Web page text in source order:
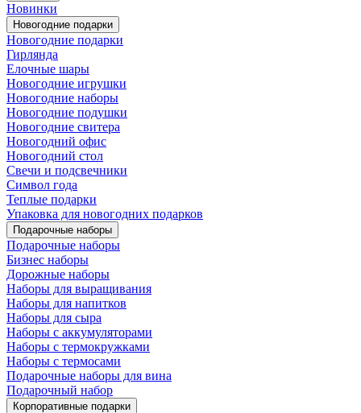
Новинки
Новогодние подарки
Новогодние подарки
Гирлянда
Елочные шары
Новогодние игрушки
Новогодние наборы
Новогодние подушки
Новогодние свитера
Новогодний офис
Новогодний стол
Свечи и подсвечники
Символ года
Теплые подарки
Упаковка для новогодних подарков
Подарочные наборы
Подарочные наборы
Бизнес наборы
Дорожные наборы
Наборы для выращивания
Наборы для напитков
Наборы для сыра
Наборы с аккумуляторами
Наборы с термокружками
Наборы с термосами
Подарочные наборы для вина
Подарочный набор
Корпоративные подарки